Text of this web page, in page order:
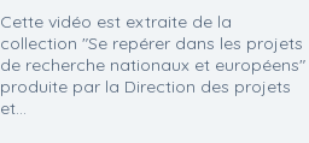
Cette vidéo est extraite de la
collection "Se repérer dans les projets
de recherche nationaux et européens"
produite par la Direction des projets
et...